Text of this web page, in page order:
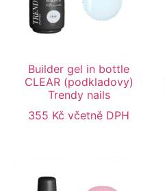
Builder gel in bottle
CLEAR (podkladovy)
Trendy nails
355 Kč včetně DPH